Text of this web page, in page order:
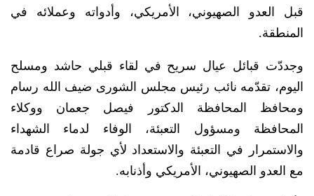
قبل العدو الصهيوني، الأمريكي، وأدواته وعملائه في
المنطقة.
وجددّت قبائل عيال سريح في لقاء قبلي حاشد ومسلح
اليوم، تقدّمه نائب رئيس مجلس الشورى ضيف الله رسام
ومحافظ المحافظة الدكتور فيصل جعمان ووكلاء
المحافظة ومسؤول التعبئة، الوفاء لدماء الشهداء
والاستمرار في التعبئة والاستعداد لأي جولة صراع قادمة
مع العدو الصهيوني، الأمريكي وأذنابه.